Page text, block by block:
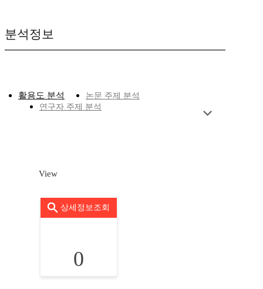
분석정보
활용도 분석
논문 주제 분석
연구자 주제 분석
View
상세정보조회
0